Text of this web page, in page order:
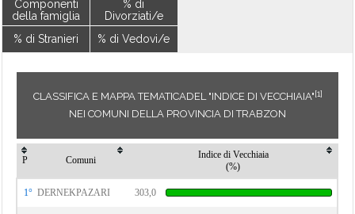
Componenti
della famiglia
% di Stranieri
% di
Divorziati/e
% di Vedovi/e
CLASSIFICA E MAPPA TEMATICADEL "INDICE DI VECCHIAIA"[1]
NEI COMUNI DELLA PROVINCIA DI TRABZON
P Comuni
Indice di Vecchiaia
(%)
1° DERNEKPAZARI 303,0